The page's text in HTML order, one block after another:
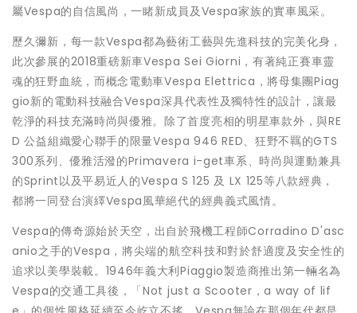
屬Vespa的自信風尚，一睹新成員及Vespa家族的實車風采。
歷久彌新，每一款Vespa都為藝術工藝與先進科技的完美化身，
此次參展的2018重磅新車Vespa Sei Giorni，有著純正賽車靈
魂的狂野血統，而概念電動車Vespa Elettrica，將母集團Piag
gio新的電動科技融合Vespa深具代表性及獨特性的設計，讓最
乾淨的科技充滿時尚與優雅。除了首度亮相的明星車款外，與RE
D 公益組織愛心聯手的限量Vespa 946 RED、狂野不羈的GTS
300系列、優雅活潑的Primavera i-get車系、時尚與運動兼具
的Sprint以及平易近人的Vespa S 125 及 LX 125等八款經典，
都將一同登台演繹Vespa風華絕代的經典義式風情。
Vespa的傳奇源始於天空，出自於飛機工程師Corradino D'asc
anio之手的Vespa，將尖端的航空科技和對於舒適度及安全性的
追求以美學裝載。1946年義大利Piaggio製造商推出第一輛名為
Vespa的交通工具後，「Not just a Scooter，a way of lif